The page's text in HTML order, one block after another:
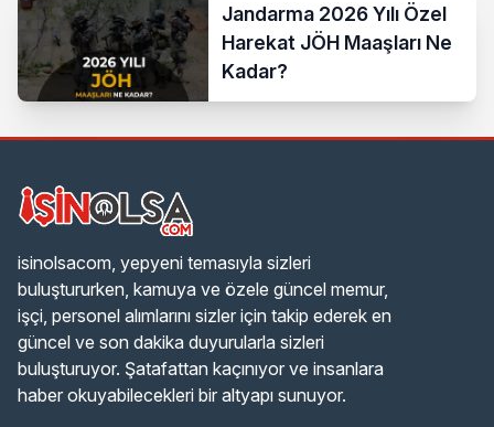
Jandarma 2026 Yılı Özel
Harekat JÖH Maaşları Ne
Kadar?
isinolsacom, yepyeni temasıyla sizleri
buluştururken, kamuya ve özele güncel memur,
işçi, personel alımlarını sizler için takip ederek en
güncel ve son dakika duyurularla sizleri
buluşturuyor. Şatafattan kaçınıyor ve insanlara
haber okuyabilecekleri bir altyapı sunuyor.